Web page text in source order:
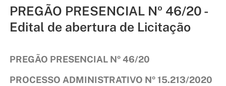
PREGÃO PRESENCIAL Nº 46/20 -
Edital de abertura de Licitação
PREGÃO PRESENCIAL Nº 46/20
PROCESSO ADMINISTRATIVO Nº 15.213/2020